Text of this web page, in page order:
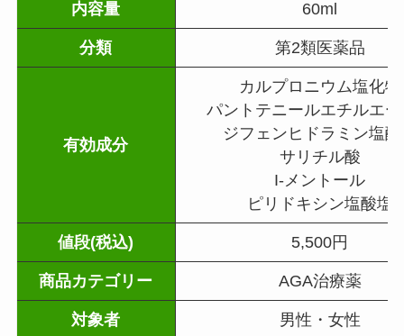
内容量 60ml
分類 第2類医薬品
有効成分
カルプロニウム塩化物
パントテニールエチルエ
ジフェンヒドラミン塩
サリチル酸
I-メントール
ピリドキシン塩酸塩
値段(税込) 5,500円
商品カテゴリー AGA治療薬
対象者 男性・女性